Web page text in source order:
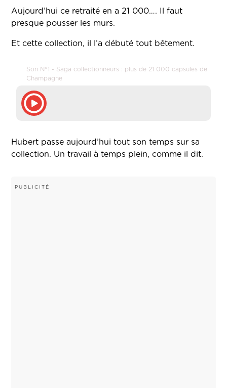
Aujourd’hui ce retraité en a 21 000…. Il faut
presque pousser les murs.
Et cette collection, il l’a débuté tout bêtement.
Son N°1 - Saga collectionneurs : plus de 21 000 capsules de
Champagne
Hubert passe aujourd’hui tout son temps sur sa
collection. Un travail à temps plein, comme il dit.